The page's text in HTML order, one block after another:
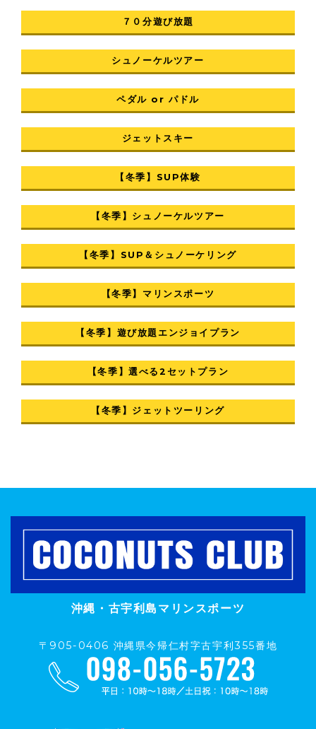
７０分遊び放題
シュノーケルツアー
ペダル or パドル
ジェットスキー
【冬季】SUP体験
【冬季】シュノーケルツアー
【冬季】SUP＆シュノーケリング
【冬季】マリンスポーツ
【冬季】遊び放題エンジョイプラン
【冬季】選べる2セットプラン
【冬季】ジェットツーリング
沖縄・古宇利島マリンスポーツ
〒905-0406 沖縄県今帰仁村字古宇利355番地